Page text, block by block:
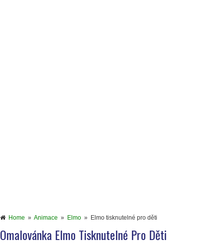
Home » Animace » Elmo » Elmo tisknutelné pro děti
Omalovánka Elmo Tisknutelné Pro Děti